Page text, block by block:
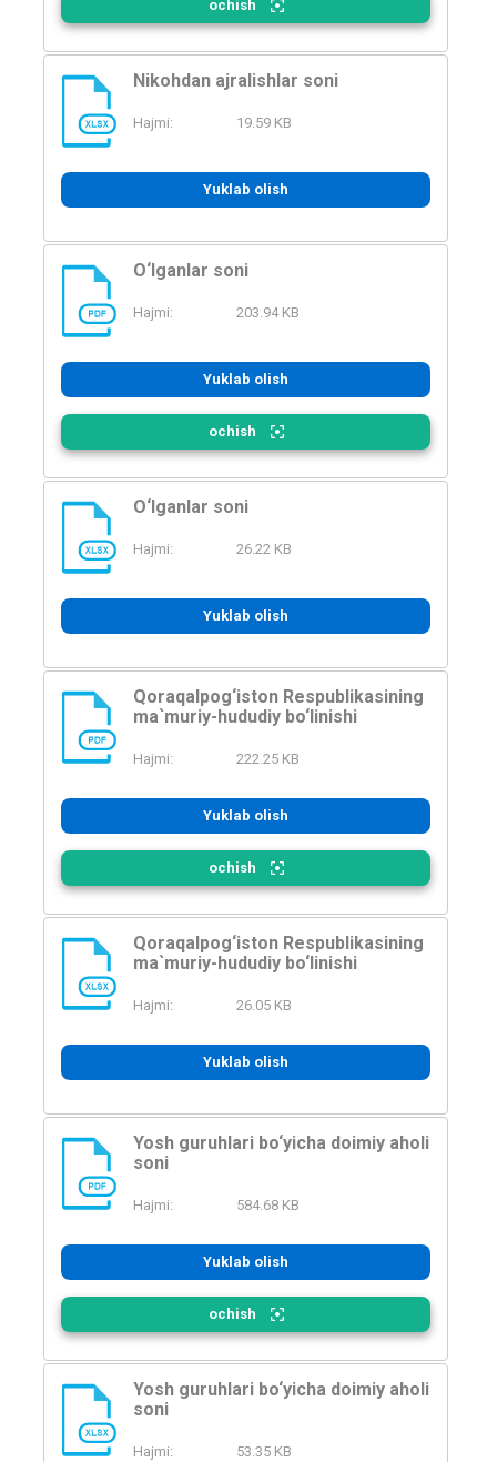
ochish
XLSX
Nikohdan ajralishlar soni
Hajmi: 19.59 KB
Yuklab olish
PDF
O‘lganlar soni
Hajmi: 203.94 KB
Yuklab olish
ochish
XLSX
O‘lganlar soni
Hajmi: 26.22 KB
Yuklab olish
PDF
Qoraqalpog‘iston Respublikasining
ma`muriy-hududiy bo‘linishi
Hajmi: 222.25 KB
Yuklab olish
ochish
XLSX
Qoraqalpog‘iston Respublikasining
ma`muriy-hududiy bo‘linishi
Hajmi: 26.05 KB
Yuklab olish
PDF
Yosh guruhlari bo‘yicha doimiy aholi
soni
Hajmi: 584.68 KB
Yuklab olish
ochish
XLSX
Yosh guruhlari bo‘yicha doimiy aholi
soni
Hajmi: 53.35 KB